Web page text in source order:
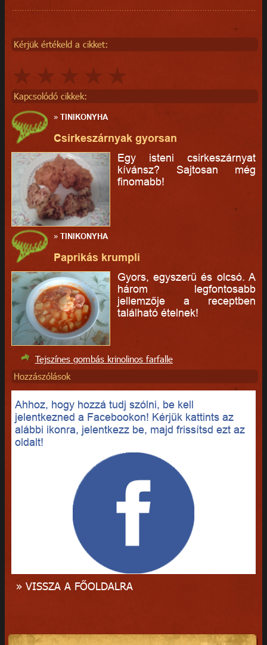
Kérjük értékeld a cikket:
Kapcsolódó cikkek:
»TINIKONYHA
Csirkeszárnyak gyorsan
Egy isteni csirkeszárnyat
kívánsz? Sajtosan még
finomabb!
»TINIKONYHA
Paprikás krumpli
Gyors, egyszerű és olcsó. A
három legfontosabb
jellemzője a receptben
található ételnek!
Tejszínes gombás krinolinos farfalle
Hozzászólások
Ahhoz, hogy hozzá tudj szólni, be kell
jelentkezned a Facebookon! Kérjük kattints az
alábbi ikonra, jelentkezz be, majd frissítsd ezt az
oldalt!
» VISSZA A FŐOLDALRA